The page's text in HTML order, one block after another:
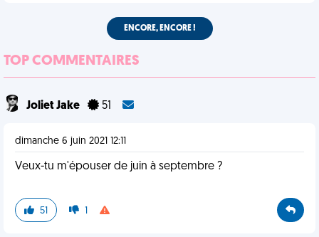
ENCORE, ENCORE !
TOP COMMENTAIRES
Joliet Jake 51
dimanche 6 juin 2021 12:11
Veux-tu m'épouser de juin à septembre ?
51 1